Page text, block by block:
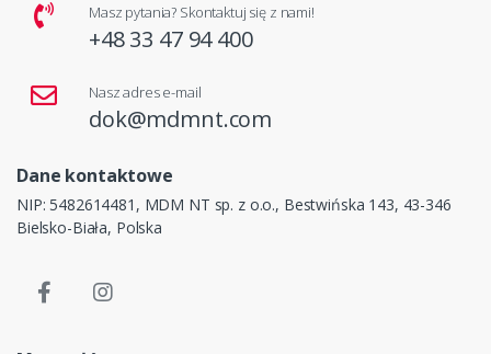
Masz pytania? Skontaktuj się z nami!
+48 33 47 94 400
Nasz adres e-mail
dok@mdmnt.com
Dane kontaktowe
NIP: 5482614481, MDM NT sp. z o.o., Bestwińska 143, 43-346
Bielsko-Biała, Polska